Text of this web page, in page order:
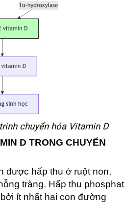
chuyển hóa Vitamin D
D TRONG CHUYỂN
được hấp thu ở ruột non,
tràng. Hấp thu phosphat
ít nhất hai con đường